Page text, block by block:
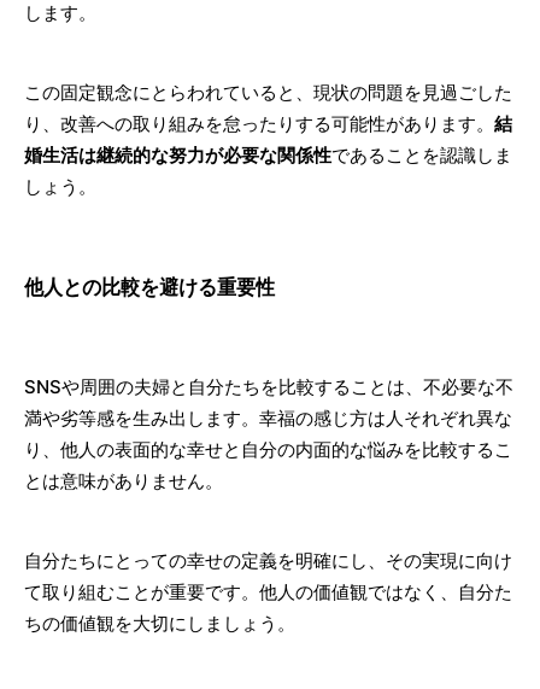
します。
この固定観念にとらわれていると、現状の問題を見過ごした
り、改善への取り組みを怠ったりする可能性があります。 結
婚生活は継続的な努力が必要な関係性であることを認識しま
しょう。
他人との比較を避ける重要性
SNSや周囲の夫婦と自分たちを比較することは、不必要な不
満や劣等感を生み出します。幸福の感じ方は人それぞれ異な
り、他人の表面的な幸せと自分の内面的な悩みを比較するこ
とは意味がありません。
自分たちにとっての幸せの定義を明確にし、その実現に向け
て取り組むことが重要です。他人の価値観ではなく、自分た
ちの価値観を大切にしましょう。